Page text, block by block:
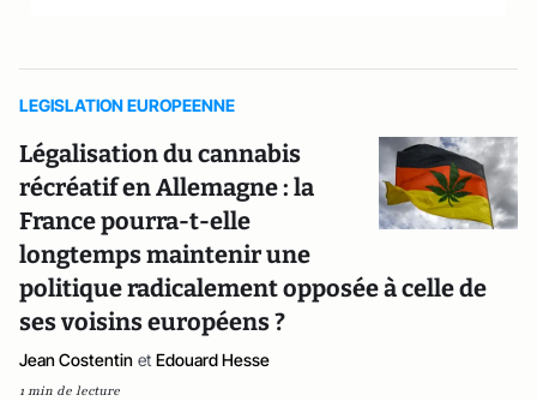
LEGISLATION EUROPEENNE
Légalisation du cannabis
récréatif en Allemagne : la
France pourra-t-elle
longtemps maintenir une
politique radicalement opposée à celle de
ses voisins européens ?
Jean Costentin et Edouard Hesse
1 min de lecture